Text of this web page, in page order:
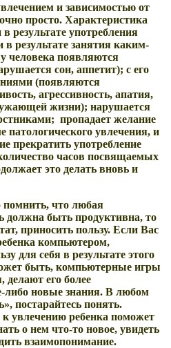
и зависимостью от
просто. Характеристика
результате употребления
результате занятия каким-
человека появляются
сон, аппетит); с его
(появляются
агрессивность, апатия,
жизни); нарушается
пропадает желание
патологического увлечения, и
прекратить употребление
часов посвящаемых
это делать вновь и
что любая
должна быть продуктивна, то
приносить пользу. Если Вас
компьютером,
для себя в результате этого
быть, компьютерные игры
делают его более
новые знания. В любом
постарайтесь понять.
увлечению ребенка поможет
о нем что-то новое, увидеть
взаимопонимание.